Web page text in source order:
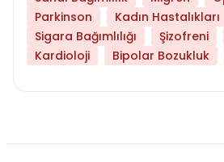
Parkinson
Kadın Hastalıkları
Sigara Bağımlılığı
Şizofreni
Kardioloji
Bipolar Bozukluk